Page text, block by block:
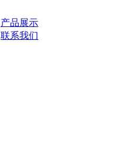
产品展示
联系我们